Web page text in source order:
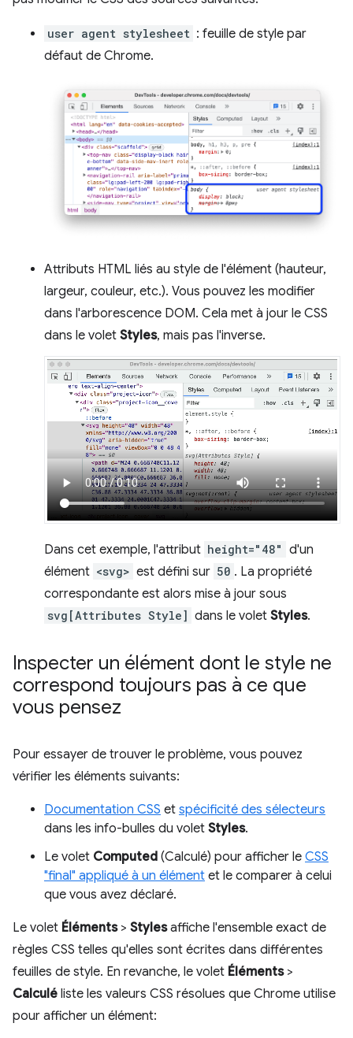
user agent stylesheet : feuille de style par
défaut de Chrome.
Attributs HTML liés au style de l'élément (hauteur,
largeur, couleur, etc.). Vous pouvez les modifier
dans l'arborescence DOM. Cela met à jour le CSS
dans le volet Styles, mais pas l'inverse.
Dans cet exemple, l'attribut height="48" d'un
élément <svg> est défini sur 50 . La propriété
correspondante est alors mise à jour sous
svg[Attributes Style] dans le volet Styles.
Inspecter un élément dont le style ne
correspond toujours pas à ce que
vous pensez
Pour essayer de trouver le problème, vous pouvez
vérifier les éléments suivants:
Documentation CSS et spécificité des sélecteurs
dans les info-bulles du volet Styles.
Le volet Computed (Calculé) pour afficher le CSS
"final" appliqué à un élément et le comparer à celui
que vous avez déclaré.
Le volet Éléments> Stylesaffiche l'ensemble exact de
règles CSS telles qu'elles sont écrites dans différentes
feuilles de style. En revanche, le volet Éléments>
Calculé liste les valeurs CSS résolues que Chrome utilise
pour afficher un élément: